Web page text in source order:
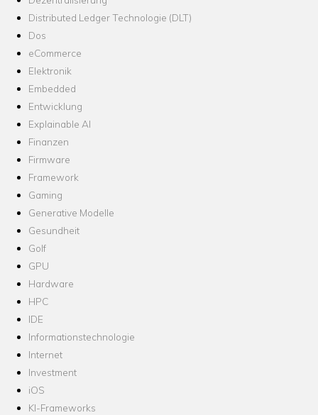
Distributed Ledger Technologie (DLT)
Dos
eCommerce
Elektronik
Embedded
Entwicklung
Explainable AI
Finanzen
Firmware
Framework
Gaming
Generative Modelle
Gesundheit
Golf
GPU
Hardware
HPC
IDE
Informationstechnologie
Internet
Investment
iOS
KI-Frameworks